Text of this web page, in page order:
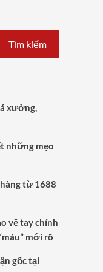
Tìm kiếm
xưởng,
những mẹo
hàng từ 1688
về tay chính
mới rõ
gốc tại